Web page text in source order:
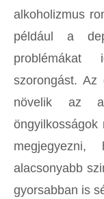
alkoholizmus
például a
szorongást. Az
növelik az
öngyilkosságok
alacsonyabb
gyorsabban is